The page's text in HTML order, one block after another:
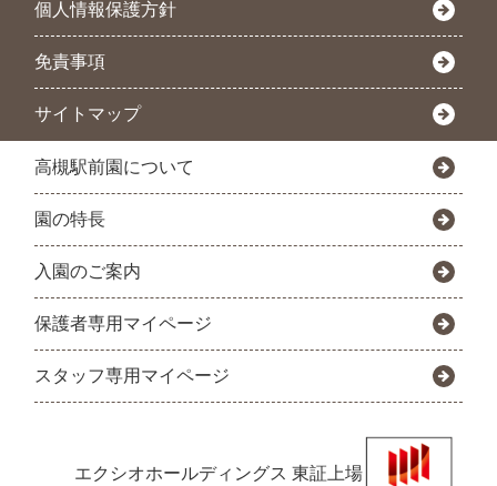
個人情報保護方針
免責事項
サイトマップ
高槻駅前園について
園の特長
入園のご案内
保護者専用マイページ
スタッフ専用マイページ
エクシオホールディングス 東証上場